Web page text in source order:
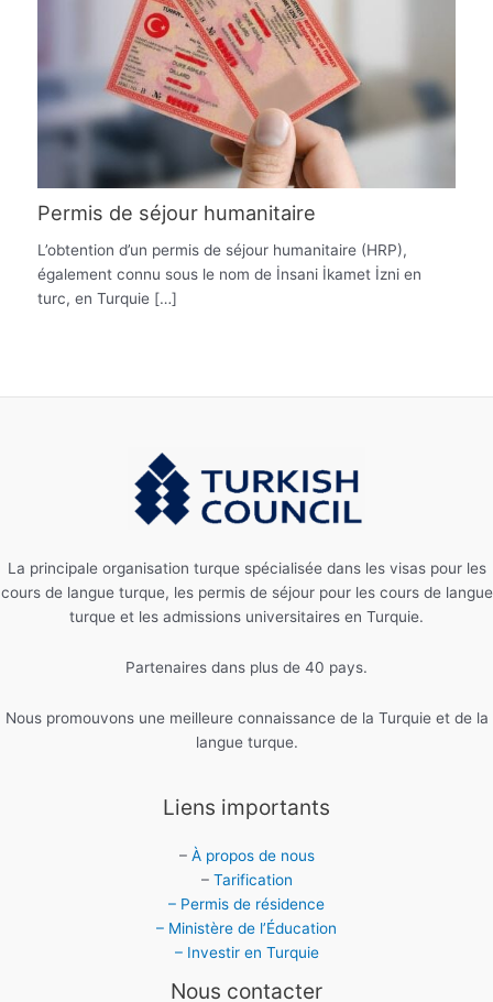
Permis de séjour humanitaire
L’obtention d’un permis de séjour humanitaire (HRP),
également connu sous le nom de İnsani İkamet İzni en
turc, en Turquie […]
La principale organisation turque spécialisée dans les visas pour les
cours de langue turque, les permis de séjour pour les cours de langue
turque et les admissions universitaires en Turquie.
Partenaires dans plus de 40 pays.
Nous promouvons une meilleure connaissance de la Turquie et de la
langue turque.
Liens importants
– À propos de nous
– Tarification
– Permis de résidence
– Ministère de l’Éducation
– Investir en Turquie
Nous contacter